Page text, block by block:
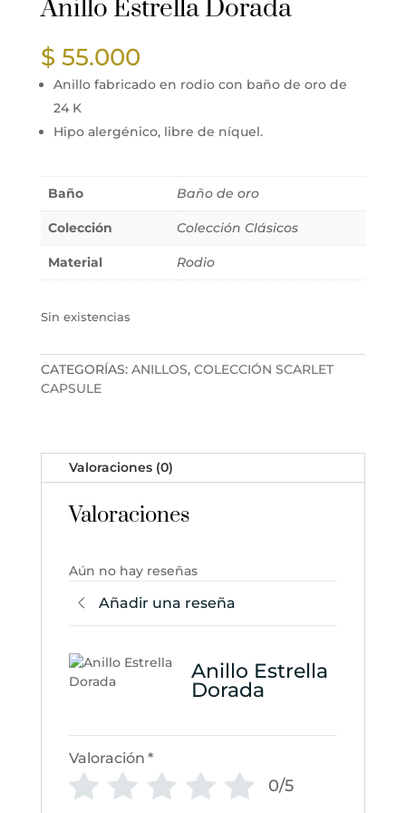
Anillo Estrella Dorada
$ 55.000
Anillo fabricado en rodio con baño de oro de
24 K
Hipo alergénico, libre de níquel.
Baño Baño de oro
Colección Colección Clásicos
Material Rodio
Sin existencias
CATEGORÍAS: ANILLOS, COLECCIÓN SCARLET
CAPSULE
Valoraciones (0)
Valoraciones
Aún no hay reseñas
Añadir una reseña
Anillo Estrella
Dorada
Valoración *
0/5